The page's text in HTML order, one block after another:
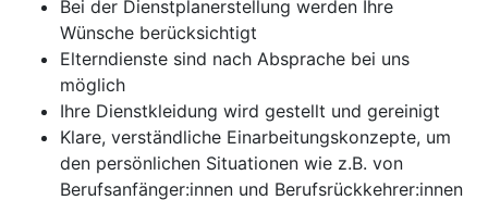
Bei der Dienstplanerstellung werden Ihre
Wünsche berücksichtigt
Elterndienste sind nach Absprache bei uns
möglich
Ihre Dienstkleidung wird gestellt und gereinigt
Klare, verständliche Einarbeitungskonzepte, um
den persönlichen Situationen wie z.B. von
Berufsanfänger:innen und Berufsrückkehrer:innen